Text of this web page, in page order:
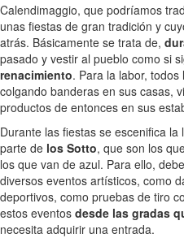
Calendimaggio, que podríamos
unas fiestas de gran tradición y
atrás. Básicamente se trata de,
pasado y vestir al pueblo como si
renacimiento. Para la labor,
colgando banderas en sus casas,
productos de entonces en sus
Durante las fiestas se escenifica
parte de los Sotto, que son los
los que van de azul. Para ello,
diversos eventos artísticos, como
deportivos, como pruebas de tiro
estos eventos desde las gradas
necesita adquirir una entrada.